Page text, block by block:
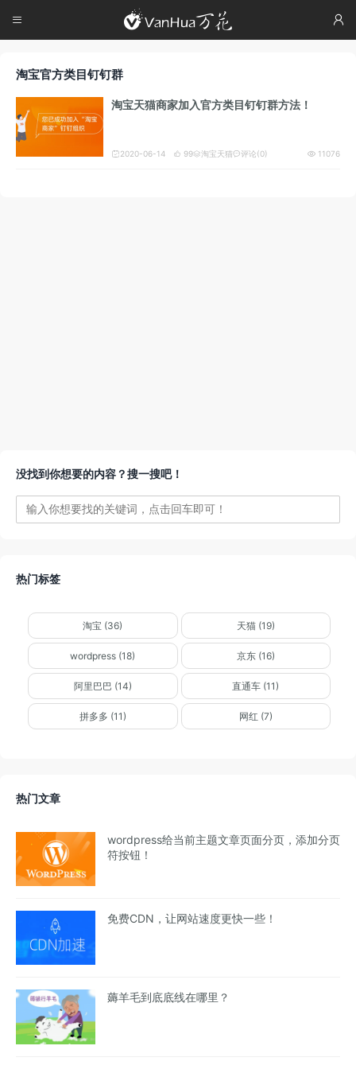

 
淘宝官方类目钉钉群
淘宝天猫商家加入官方类目钉钉群方法！
 2020-06-14  99  11076
淘宝天猫评论(0)
没找到你想要的内容？搜一搜吧！
热门标签
淘宝 (36) 天猫 (19)
wordpress (18) 京东 (16)
阿里巴巴 (14) 直通车 (11)
拼多多 (11) 网红 (7)
热门文章
wordpress给当前主题文章页面分页，添加分页
符按钮！
免费CDN，让网站速度更快一些！
薅羊毛到底底线在哪里？